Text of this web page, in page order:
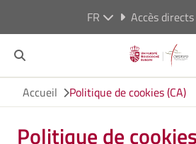
FR Accès directs
Accueil Politique de cookies (CA)
Politique de